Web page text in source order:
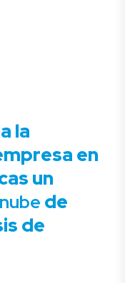
la
en
un
de
de